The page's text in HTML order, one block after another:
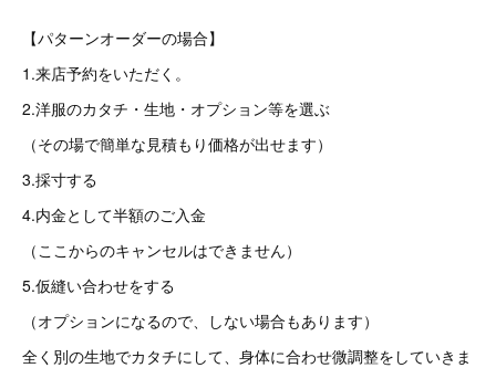
【パターンオーダーの場合】
1.来店予約をいただく。
2.洋服のカタチ・生地・オプション等を選ぶ
（その場で簡単な見積もり価格が出せます）
3.採寸する
4.内金として半額のご入金
（ここからのキャンセルはできません）
5.仮縫い合わせをする
（オプションになるので、しない場合もあります）
全く別の生地でカタチにして、身体に合わせ微調整をしていきま